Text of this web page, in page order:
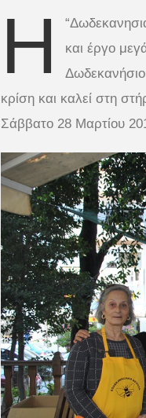
Η
και έργο
κρίση και καλεί στη
Σάββατο 28 Μαρτίου